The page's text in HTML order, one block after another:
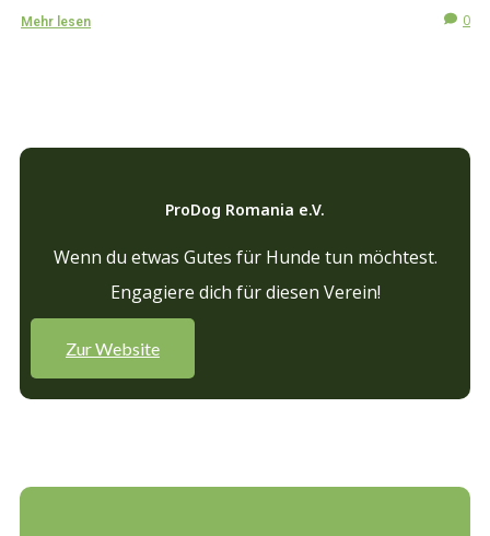
Mehr lesen 0
ProDog Romania e.V.
Wenn du etwas Gutes für Hunde tun möchtest.
Engagiere dich für diesen Verein!
Zur Website